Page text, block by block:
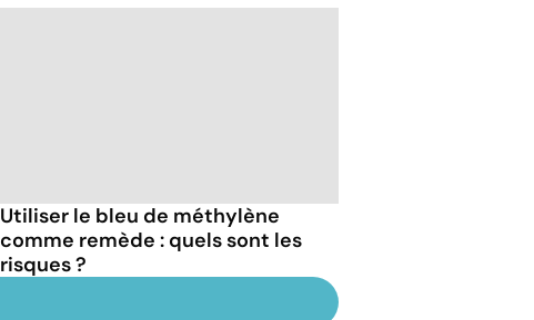
Utiliser le bleu de méthylène
comme remède : quels sont les
risques ?